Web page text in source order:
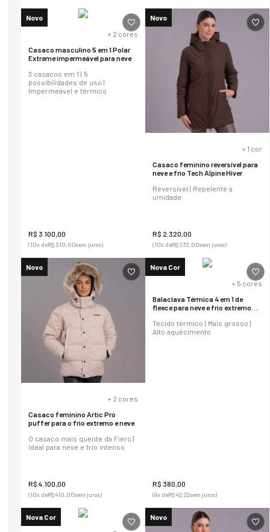
Novo
+ 2 cores
Casaco masculino 5 em 1 Polar
Extreme impermeável para neve
3 casacos em 1 | 5
possibilidades de uso |
Impermeável e térmico
R$ 3 100,00
(10x deR$ 310,00sem juros)
Novo
+ 1 cor
Casaco feminino reversível para
neve e frio Tech Alpine Hiver
Reversível | Repelente à
umidade
R$ 2 320,00
(10x deR$232,00sem juros)
Novo
+ 2 cores
Casaco feminino Artic Pro
puffer para o frio extremo e neve
O casaco mais quente da Fiero |
Ideal para neve e frio intenso
R$ 4 100 00
(10x deR$410,00sem juros)
Nova Cor
+ 5 cores
Balaclava Térmica 4 em 1 de
fleece para neve e frio extremo
Tecido térmico | Mais grosso |
Alto aquecimento
R$ 380 00
(9x deR$42,22sem juros)
Nova Cor
Novo